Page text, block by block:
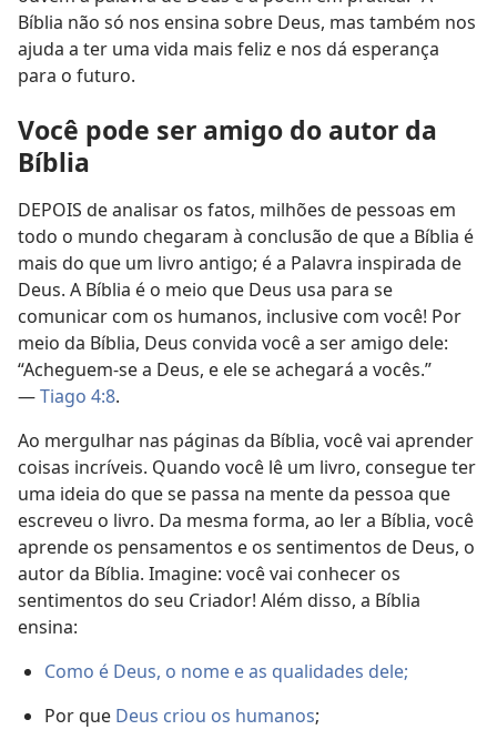
Bíblia não só nos ensina sobre Deus, mas também nos
ajuda a ter uma vida mais feliz e nos dá esperança
para o futuro.
Você pode ser amigo do autor da
Bíblia
DEPOIS de analisar os fatos, milhões de pessoas em
todo o mundo chegaram à conclusão de que a Bíblia é
mais do que um livro antigo; é a Palavra inspirada de
Deus. A Bíblia é o meio que Deus usa para se
comunicar com os humanos, inclusive com você! Por
meio da Bíblia, Deus convida você a ser amigo dele:
“Acheguem-se a Deus, e ele se achegará a vocês.”
—Tiago 4:8.
Ao mergulhar nas páginas da Bíblia, você vai aprender
coisas incríveis. Quando você lê um livro, consegue ter
uma ideia do que se passa na mente da pessoa que
escreveu o livro. Da mesma forma, ao ler a Bíblia, você
aprende os pensamentos e os sentimentos de Deus, o
autor da Bíblia. Imagine: você vai conhecer os
sentimentos do seu Criador! Além disso, a Bíblia
ensina:
Como é Deus, o nome e as qualidades dele;
Por que Deus criou os humanos;